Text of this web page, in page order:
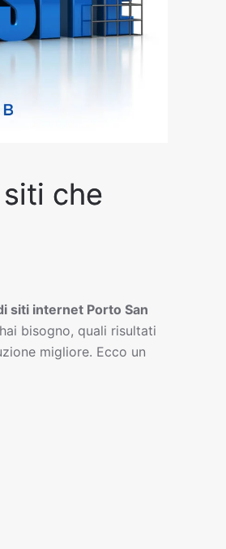
che
siti internet Porto San
bisogno, quali risultati
migliore. Ecco un